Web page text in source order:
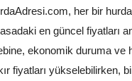
her bir hurda
en güncel fiyatları
ekonomik duruma ve
fiyatları yükselebilirken,